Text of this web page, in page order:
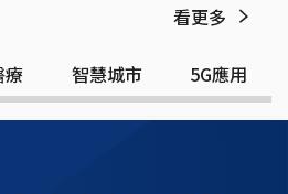
看更多
療 智慧城市 5G應用